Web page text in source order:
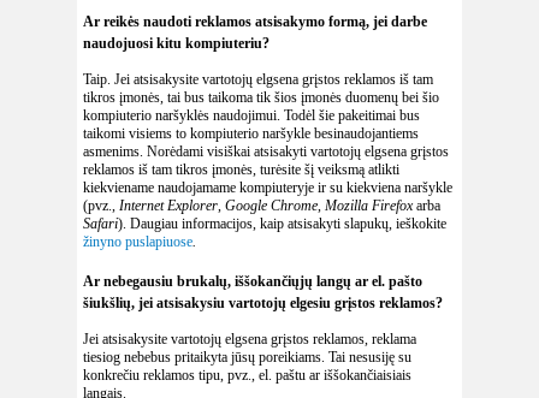
Ar reikės naudoti reklamos atsisakymo formą, jei darbe
naudojuosi kitu kompiuteriu?
Taip. Jei atsisakysite vartotojų elgsena grįstos reklamos iš tam
tikros įmonės, tai bus taikoma tik šios įmonės duomenų bei šio
kompiuterio naršyklės naudojimui. Todėl šie pakeitimai bus
taikomi visiems to kompiuterio naršykle besinaudojantiems
asmenims. Norėdami visiškai atsisakyti vartotojų elgsena grįstos
reklamos iš tam tikros įmonės, turėsite šį veiksmą atlikti
kiekviename naudojamame kompiuteryje ir su kiekviena naršykle
(pvz., Internet Explorer, Google Chrome, Mozilla Firefoxarba
Safari). Daugiau informacijos, kaip atsisakyti slapukų, ieškokite
žinyno puslapiuose.
Ar nebegausiu brukalų, iššokančiųjų langų ar el. pašto
šiukšlių, jei atsisakysiu vartotojų elgesiu grįstos reklamos?
Jei atsisakysite vartotojų elgsena grįstos reklamos, reklama
tiesiog nebebus pritaikyta jūsų poreikiams. Tai nesusiję su
konkrečiu reklamos tipu, pvz., el. paštu ar iššokančiaisiais
langais.